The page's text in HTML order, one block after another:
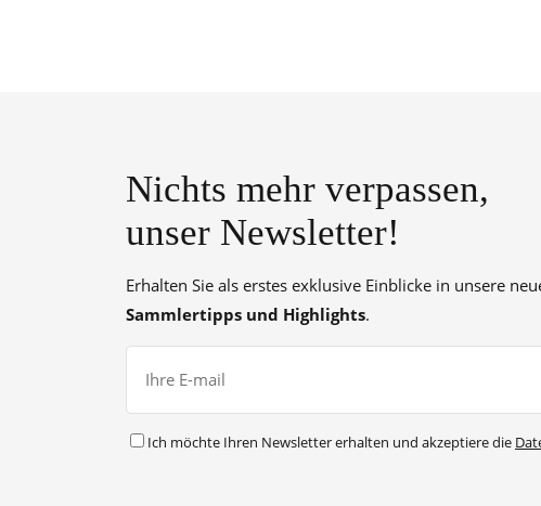
Nichts mehr verpassen,
unser Newsletter!
Erhalten Sie als erstes exklusive Einblicke in unsere
Sammlertipps und Highlights.
Ich möchte Ihren Newsletter erhalten und akzeptiere die